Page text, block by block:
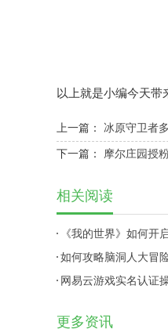
以上就是小编今天带
上一篇： 冰原守卫者
下一篇： 摩尔庄园授
相关阅读
《我的世界》如何开
如何攻略脑洞人大冒
网易云游戏实名认证
更多资讯